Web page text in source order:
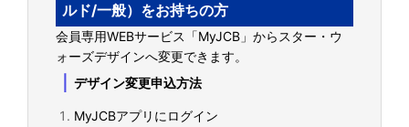
ルド/一般）をお持ちの方
会員専用WEBサービス「MyJCB」からスター・ウ
ォーズデザインへ変更できます。
｜ デザイン変更申込方法
MyJCBアプリにログイン